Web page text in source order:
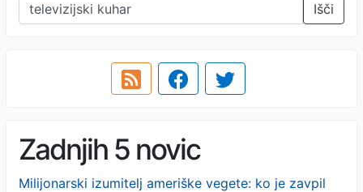
Išči
Zadnjih 5 novic
Milijonarski izumitelj ameriške vegete: ko je zavpil